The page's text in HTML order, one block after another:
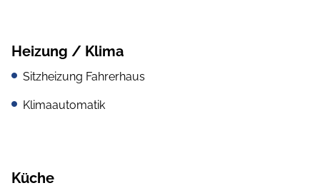
Heizung / Klima
Sitzheizung Fahrerhaus
Klimaautomatik
Küche